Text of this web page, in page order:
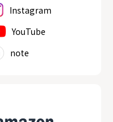
Instagram
YouTube
note